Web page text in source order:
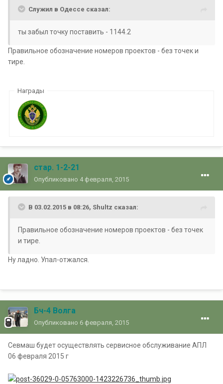
Служил в Одессе сказал:
ты забыл точку поставить - 1144.2
Правильное обозначение номеров проектов - без точек и
тире.
Награды
стар. 1-2-21
Опубликовано 4 февраля, 2015
В 03.02.2015 в 08:26, Shultz сказал:
Правильное обозначение номеров проектов - без точек
и тире.
Ну ладно. Упал-отжался.
Бч-4 Волга
Опубликовано 6 февраля, 2015
Севмаш будет осуществлять сервисное обслуживание АПЛ
06 февраля 2015 г